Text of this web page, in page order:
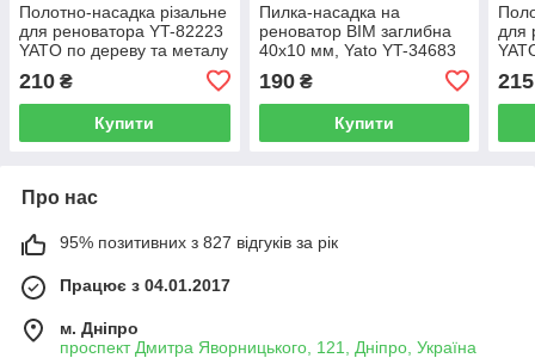
Полотно-насадка різальне
для реноватора YT-82223
YATO по дереву та металу
90/40 Х 34 мм (YT-34702)
210 ₴
Купити
Пилка-насадка на
реноватор BIM заглибна
40х10 мм, Yato YT-34683
190₴
Купити
для
215
Про нас
95% позитивних з 827 відгуків за рік
Працює з 04.01.2017
м. Дніпро
проспект Дмитра Яворницького, 121, Дніпро, Україна